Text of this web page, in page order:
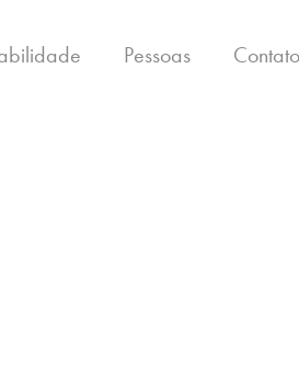
Pessoas